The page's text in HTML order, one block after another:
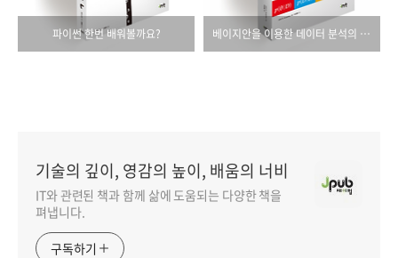
파이썬 한번 배워볼까요? 베이지안을 이용한 데이터 분석의 모든 것!
기술의 깊이, 영감의 높이, 배움의 너비
IT와 관련된 책과 함께 삶에 도움되는 다양한 책을
펴냅니다.
구독하기